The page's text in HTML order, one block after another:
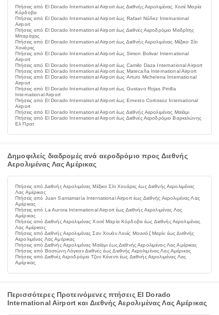
Πτήσεις από El Dorado International Airport έως Διεθνής Αερολιμένας Χοσέ Μαρία
Κόρδοβα
Πτήσεις από El Dorado International Airport έως Rafael Núñez International
Airport
Πτήσεις από El Dorado International Airport έως Διεθνές Αεροδρόμιο Μαδρίτης
Μπαράχας
Πτήσεις από El Dorado International Airport έως Διεθνής Αερολιμένας Μέξικο Σίτι
Χουάρες
Πτήσεις από El Dorado International Airport έως Simon Bolivar International
Airport
Πτήσεις από El Dorado International Airport έως Camilo Daza International Airport
Πτήσεις από El Dorado International Airport έως Matecaña International Airport
Πτήσεις από El Dorado International Airport έως Arturo Michelena International
Airport
Πτήσεις από El Dorado International Airport έως Gustavo Rojas Pinilla
International Airport
Πτήσεις από El Dorado International Airport έως Ernesto Cortissoz International
Airport
Πτήσεις από El Dorado International Airport έως Διεθνής Αερολιμένας Μαϊάμι
Πτήσεις από El Dorado International Airport έως Διεθνές Αεροδρόμιο Βαρκελώνης
Ελ Πρατ
Δημοφιλείς διαδρομές ανά αεροδρόμιο προς Διεθνής
Αερολιμένας Λας Αμέρικας
Πτήσεις από Διεθνής Αερολιμένας Μέξικο Σίτι Χουάρες έως Διεθνής Αερολιμένας
Λας Αμέρικας
Πτήσεις από Juan Santamaría International Airport έως Διεθνής Αερολιμένας Λας
Αμέρικας
Πτήσεις από La Aurora International Airport έως Διεθνής Αερολιμένας Λας
Αμέρικας
Πτήσεις από Διεθνής Αερολιμένας Χοσέ Μαρία Κόρδοβα έως Διεθνής Αερολιμένας
Λας Αμέρικας
Πτήσεις από Διεθνής Αερολιμένας Σαν Χουάν Λουίς Μουνιόζ Μαρίν έως Διεθνής
Αερολιμένας Λας Αμέρικας
Πτήσεις από Διεθνής Αερολιμένας Μαϊάμι έως Διεθνής Αερολιμένας Λας Αμέρικας
Πτήσεις από Βοστώνη Λόγκαν Διεθνές έως Διεθνής Αερολιμένας Λας Αμέρικας
Πτήσεις από Διεθνές Αεροδρόμιο Τζον Κένεντι έως Διεθνής Αερολιμένας Λας
Αμέρικας
Περισσότερες Προτεινόμενες πτήσεις El Dorado
International Airport και Διεθνής Αερολιμένας Λας Αμέρικας